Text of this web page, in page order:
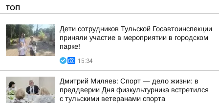
ТОП
Дети сотрудников Тульской Госавтоинспекции
приняли участие в мероприятии в городском
парке!
15:34
Дмитрий Миляев: Спорт — дело жизни: в
преддверии Дня физкультурника встретился
с тульскими ветеранами спорта